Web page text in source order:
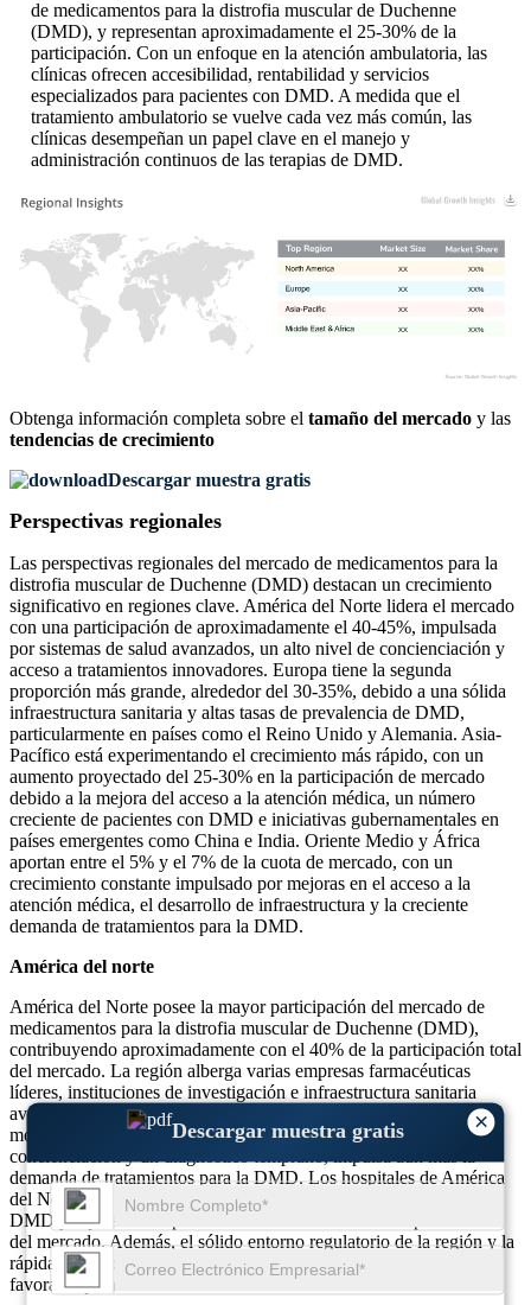
×
Descargar muestra gratis
de medicamentos para la distrofia muscular de Duchenne
(DMD), y representan aproximadamente el 25-30% de la
participación. Con un enfoque en la atención ambulatoria, las
clínicas ofrecen accesibilidad, rentabilidad y servicios
especializados para pacientes con DMD. A medida que el
tratamiento ambulatorio se vuelve cada vez más común, las
clínicas desempeñan un papel clave en el manejo y
administración continuos de las terapias de DMD.
XX%
XX
XX%
XX
XX%
XX
XX%
XX
Obtenga información completa sobre el tamaño del mercado y las
tendencias de crecimiento
Descargar muestra gratis
Perspectivas regionales
Las perspectivas regionales del mercado de medicamentos para la
distrofia muscular de Duchenne (DMD) destacan un crecimiento
significativo en regiones clave. América del Norte lidera el mercado
con una participación de aproximadamente el 40-45%, impulsada
por sistemas de salud avanzados, un alto nivel de concienciación y
acceso a tratamientos innovadores. Europa tiene la segunda
proporción más grande, alrededor del 30-35%, debido a una sólida
infraestructura sanitaria y altas tasas de prevalencia de DMD,
particularmente en países como el Reino Unido y Alemania. Asia-
Pacífico está experimentando el crecimiento más rápido, con un
aumento proyectado del 25-30% en la participación de mercado
debido a la mejora del acceso a la atención médica, un número
creciente de pacientes con DMD e iniciativas gubernamentales en
países emergentes como China e India. Oriente Medio y África
aportan entre el 5% y el 7% de la cuota de mercado, con un
crecimiento constante impulsado por mejoras en el acceso a la
atención médica, el desarrollo de infraestructura y la creciente
demanda de tratamientos para la DMD.
América del norte
América del Norte posee la mayor participación del mercado de
medicamentos para la distrofia muscular de Duchenne (DMD),
contribuyendo aproximadamente con el 40% de la participación total
del mercado. La región alberga varias empresas farmacéuticas
líderes, instituciones de investigación e infraestructura sanitaria
avanzada, que respaldan el desarrollo continuo de terapias de base
molecular. La alta prevalencia de la DMD, junto con una mayor
concienciación y un diagnóstico temprano, impulsa aún más la
demanda de tratamientos para la DMD. Los hospitales de América
del Norte son los mayores consumidores de medicamentos para la
DMD y representan aproximadamente el 70% de las aplicaciones
del mercado. Además, el sólido entorno regulatorio de la región y la
rápida aprobación de nuevas terapias fomentan un mercado
favorable para tratamientos avanzados de DMD.